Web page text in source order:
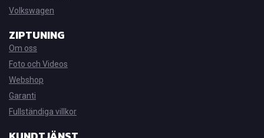
Volkswagen
ZIPTUNING
Om oss
Foto och Videos
Webshop
Garanti
Fullständiga villkor